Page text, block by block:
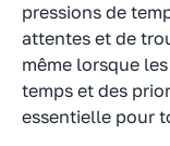
pressions de
attentes et de
même lorsque
temps et des
essentielle pour